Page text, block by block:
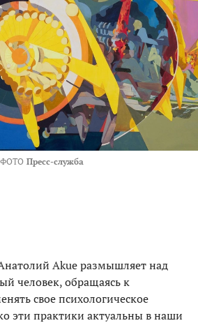
ФОТО Пресс-служба
Akue размышляет над
человек, обращаясь к
свое психологическое
эти практики актуальны в наши